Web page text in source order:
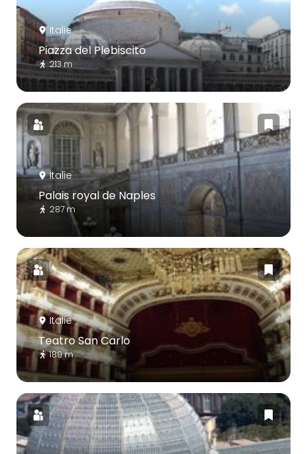
Italie
Piazza del Plebiscito
213 m
Italie
Palais royal de Naples
287 m
Italie
Teatro San Carlo
189 m